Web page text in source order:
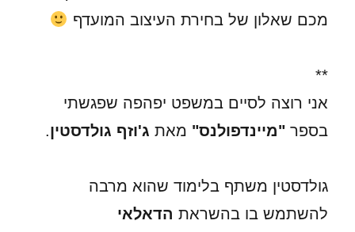
מכם שאלון של בחירת העיצוב המועדף
**
אני רוצה לסיים במשפט יפהפה שפגשתי
בספר"מיינדפולנס" מאת ג'וזף גולדסטין.
גולדסטין משתף בלימוד שהוא מרבה
להשתמש בו בהשראת הדאלאי